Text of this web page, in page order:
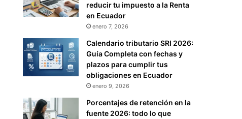
reducir tu impuesto a la Renta
en Ecuador
enero 7, 2026
Calendario tributario SRI 2026:
Guía Completa con fechas y
plazos para cumplir tus
obligaciones en Ecuador
enero 9, 2026
Porcentajes de retención en la
fuente 2026: todo lo que